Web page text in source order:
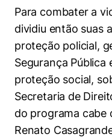
Para combater a
dividiu então suas
proteção policial,
Segurança Pública
proteção social,
Secretaria de
do programa cabe
Renato